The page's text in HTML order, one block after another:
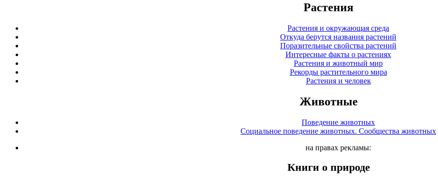
Растения
Растения и окружающая среда
Откуда берутся названия растений
Поразительные свойства растений
Интересные факты о растениях
Растения и животный мир
Рекорды растительного мира
Растения и человек
Животные
Поведение животных
Социальное поведение животных. Сообщества животных
на правах рекламы:
Книги о природе